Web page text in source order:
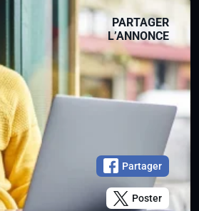
PARTAGER
L’ANNONCE
Partager
Poster